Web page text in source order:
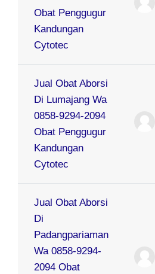
Obat Penggugur
Kandungan
Cytotec
Jual Obat Aborsi
Di Lumajang Wa
0858-9294-2094
Obat Penggugur
Kandungan
Cytotec
Jual Obat Aborsi
Di
Padangpariaman
Wa 0858-9294-
2094 Obat